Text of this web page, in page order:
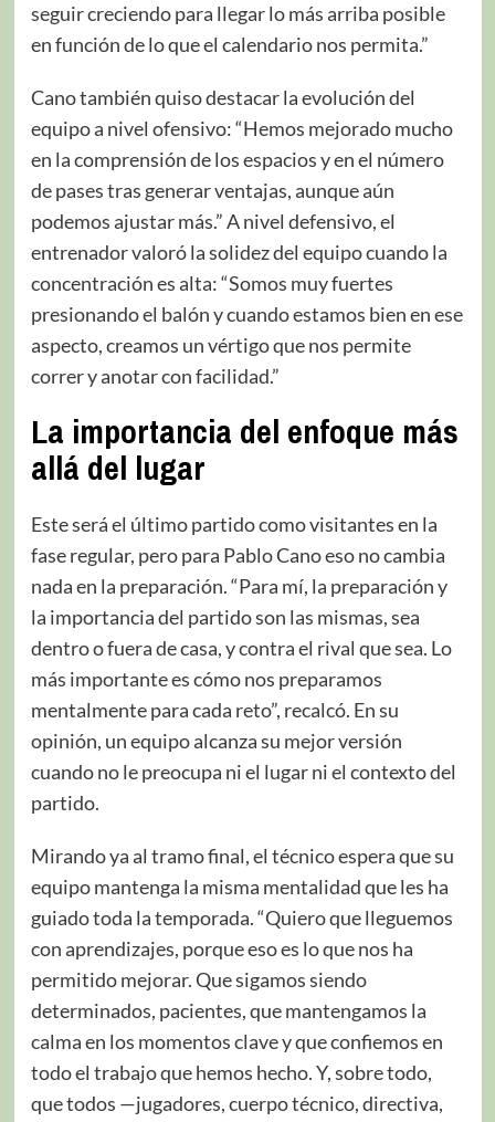
seguir creciendo para llegar lo más arriba posible
en función de lo que el calendario nos permita.”
Cano también quiso destacar la evolución del
equipo a nivel ofensivo: “Hemos mejorado mucho
en la comprensión de los espacios y en el número
de pases tras generar ventajas, aunque aún
podemos ajustar más.” A nivel defensivo, el
entrenador valoró la solidez del equipo cuando la
concentración es alta: “Somos muy fuertes
presionando el balón y cuando estamos bien en ese
aspecto, creamos un vértigo que nos permite
correr y anotar con facilidad.”
La importancia del enfoque más
allá del lugar
Este será el último partido como visitantes en la
fase regular, pero para Pablo Cano eso no cambia
nada en la preparación. “Para mí, la preparación y
la importancia del partido son las mismas, sea
dentro o fuera de casa, y contra el rival que sea. Lo
más importante es cómo nos preparamos
mentalmente para cada reto”, recalcó. En su
opinión, un equipo alcanza su mejor versión
cuando no le preocupa ni el lugar ni el contexto del
partido.
Mirando ya al tramo final, el técnico espera que su
equipo mantenga la misma mentalidad que les ha
guiado toda la temporada. “Quiero que lleguemos
con aprendizajes, porque eso es lo que nos ha
permitido mejorar. Que sigamos siendo
determinados, pacientes, que mantengamos la
calma en los momentos clave y que confiemos en
todo el trabajo que hemos hecho. Y, sobre todo,
que todos —jugadores, cuerpo técnico, directiva,